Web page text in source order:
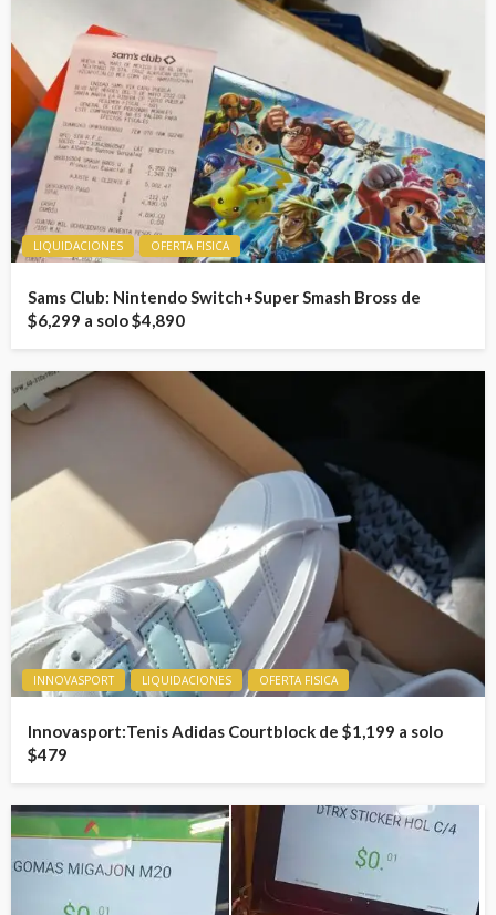
LIQUIDACIONES OFERTA FISICA
Sams Club: Nintendo Switch+Super Smash Bross de
$6,299 a solo $4,890
INNOVASPORT LIQUIDACIONES OFERTA FISICA
Innovasport:Tenis Adidas Courtblock de $1,199 a solo
$479